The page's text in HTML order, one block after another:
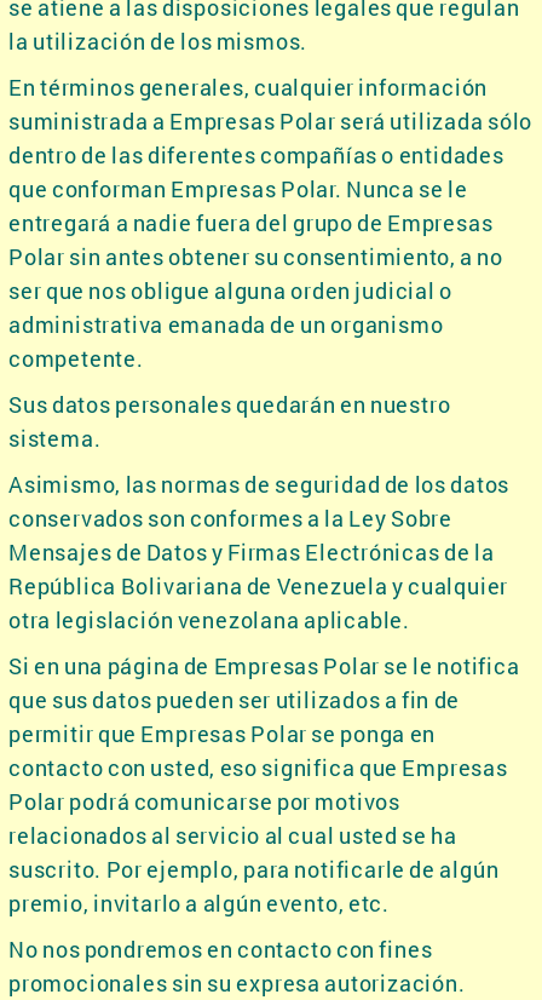
se atiene a las disposiciones legales que regulan
la utilización de los mismos.
En términos generales, cualquier información
suministrada a Empresas Polar será utilizada sólo
dentro de las diferentes compañías o entidades
que conforman Empresas Polar. Nunca se le
entregará a nadie fuera del grupo de Empresas
Polar sin antes obtener su consentimiento, a no
ser que nos obligue alguna orden judicial o
administrativa emanada de un organismo
competente.
Sus datos personales quedarán en nuestro
sistema.
Asimismo, las normas de seguridad de los datos
conservados son conformes a la Ley Sobre
Mensajes de Datos y Firmas Electrónicas de la
República Bolivariana de Venezuela y cualquier
otra legislación venezolana aplicable.
Si en una página de Empresas Polar se le notifica
que sus datos pueden ser utilizados a fin de
permitir que Empresas Polar se ponga en
contacto con usted, eso significa que Empresas
Polar podrá comunicarse por motivos
relacionados al servicio al cual usted se ha
suscrito. Por ejemplo, para notificarle de algún
premio, invitarlo a algún evento, etc.
No nos pondremos en contacto con fines
promocionales sin su expresa autorización.